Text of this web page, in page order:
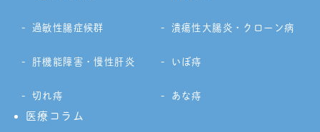
過敏性腸症候群 潰瘍性大腸炎・クローン病
肝機能障害・慢性肝炎 いぼ痔
切れ痔 あな痔
医療コラム